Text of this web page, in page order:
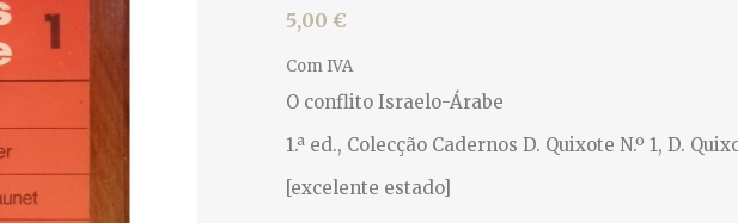
5,00 €
Com IVA
O conflito Israelo-Árabe
1.ª ed., Colecção Cadernos D. Quixote N.º 1, D.
[excelente estado]